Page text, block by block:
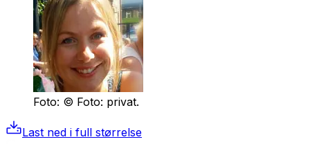
Foto: © Foto: privat.
Last ned i full størrelse